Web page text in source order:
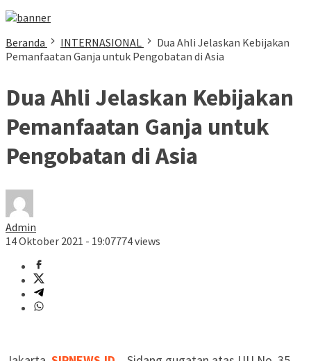
Beranda INTERNASIONAL
Dua Ahli Jelaskan Kebijakan
Pemanfaatan Ganja untuk Pengobatan di Asia
Dua Ahli Jelaskan Kebijakan
Pemanfaatan Ganja untuk
Pengobatan di Asia
Admin
14 Oktober 2021 - 19:07774 views